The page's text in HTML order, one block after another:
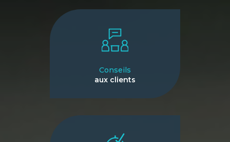
Conseils
aux clients